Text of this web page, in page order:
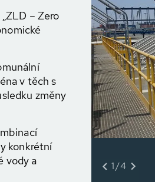
– Zero
v těch s
změny
konkrétní
vody a
1/4